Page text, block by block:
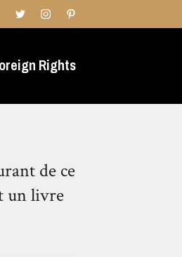
Rights
de ce
un livre